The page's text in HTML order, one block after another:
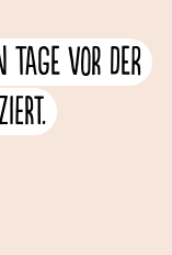
vor der